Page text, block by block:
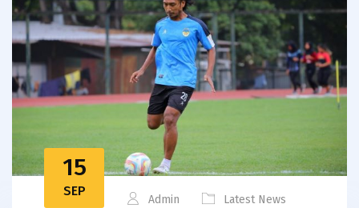
15
SEP
Admin Latest News